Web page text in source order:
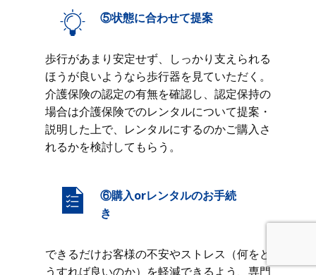
⑤状態に合わせて提案
歩行があまり安定せず、しっかり支えられる
ほうが良いようなら歩行器を見ていただく。
介護保険の認定の有無を確認し、認定保持の
場合は介護保険でのレンタルについて提案・
説明した上で、レンタルにするのかご購入さ
れるかを検討してもらう。
⑥購入orレンタルのお手続
き
できるだけお客様の不安やストレス（何をど
うすれば良いのか）を軽減できるよう、専門